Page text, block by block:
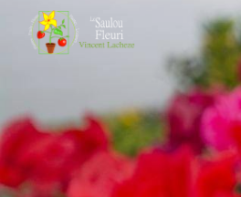
Panneau de gestion des cookies